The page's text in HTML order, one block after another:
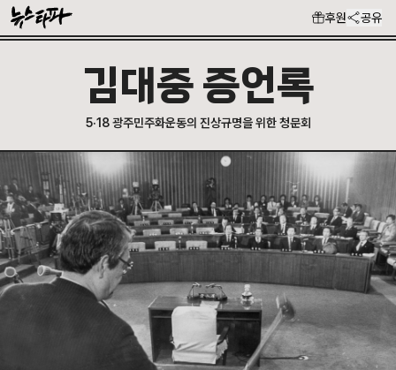
후원 공유
김대중 증언록
5·18 광주민주화운동의 진상규명을 위한 청문회